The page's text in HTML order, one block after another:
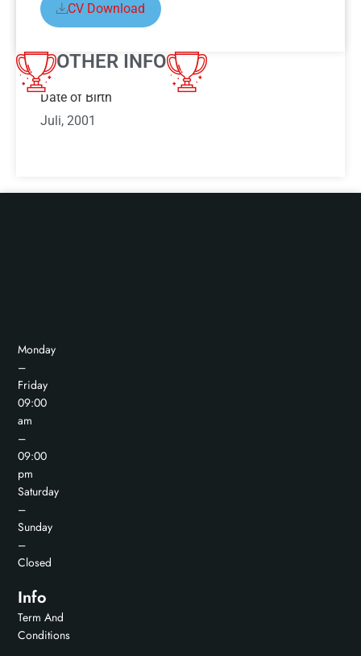
CV Download
OTHER INFO
ABOUT ZEYNEP COSGUN
Date of Birth
Juli, 2001
Monday
–
Friday
09:00
am
–
09:00
pm
Saturday
–
Sunday
–
Closed
Info
Term And
Conditions